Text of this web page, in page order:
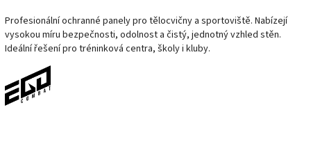
Profesionální ochranné panely pro tělocvičny a sportoviště. Nabízejí
vysokou míru bezpečnosti, odolnost a čistý, jednotný vzhled stěn.
Ideální řešení pro tréninková centra, školy i kluby.